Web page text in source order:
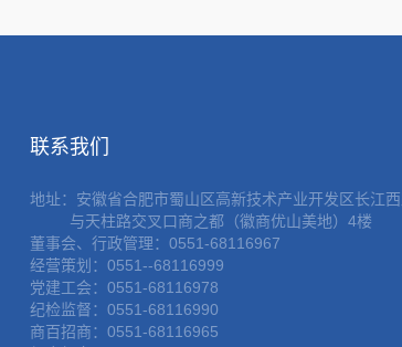
联系我们
地址： 安徽省合肥市蜀山区高新技术产业开发区长江
与天柱路交叉口商之都（徽商优山美地）4楼
董事会、行政管理：0551-68116967
经营策划：0551--68116999
党建工会：0551-68116978
纪检监督：0551-68116990
商百招商：0551-68116965